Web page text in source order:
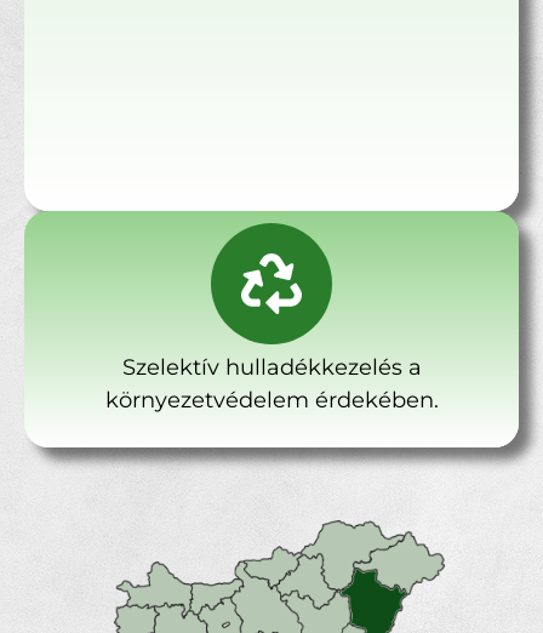
Szelektív hulladékkezelés a
környezetvédelem érdekében.